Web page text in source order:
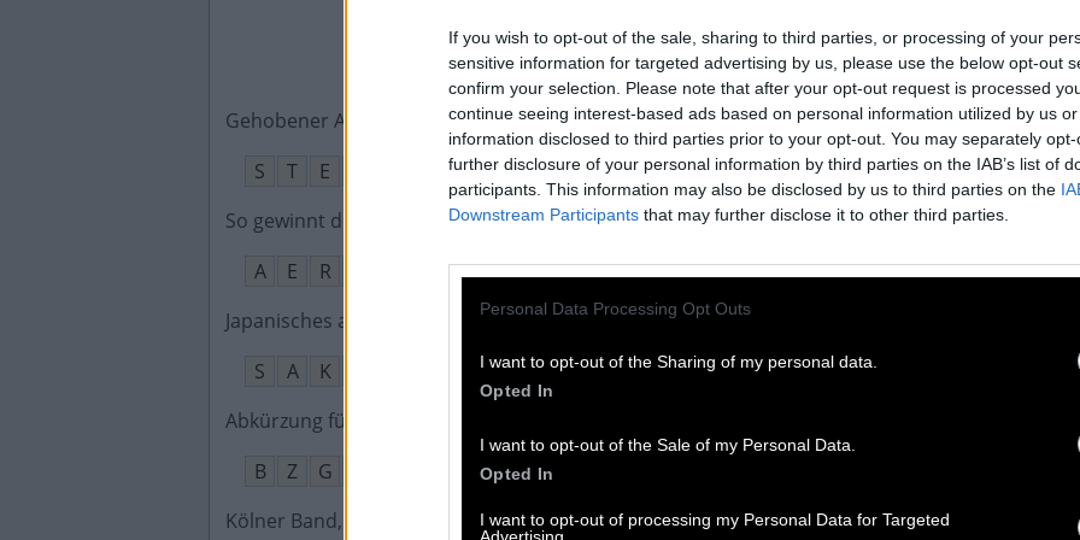
If you wish to opt-out of the sale, sharing to third parties, or processing of your
sensitive information for targeted advertising by us, please use the below opt-out
confirm your selection. Please note that after your opt-out request is processed
continue seeing interest-based ads based on personal information utilized by us
information disclosed to third parties prior to your opt-out. You may separately
further disclosure of your personal information by third parties on the IAB’s list of
participants. This information may also be disclosed by us to third parties on the
Downstream Participants that may further disclose it to other third parties.
Personal Data Processing Opt Outs
I want to opt-out of the Sharing of my personal data.
Opted In
I want to opt-out of the Sale of my Personal Data.
Opted In
I want to opt-out of processing my Personal Data for Targeted
S
A K
E
S
T E
Gehobener Ausdruck für gleichbleibend:
S
T E
So gewinnt die Muskulatur Energie „mit Sauerstoff“:
A
E R
Japanisches alkoholisches Getränk aus Reis:
S
A K
Abkürzung für bezüglich
B
Z G
Kölner Band, in der Wolfgang Niedecken singt: